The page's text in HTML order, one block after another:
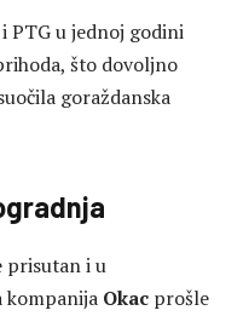
PTG u jednoj godini
što dovoljno
goraždanska
prisutan i u
kompanija Okac prošle